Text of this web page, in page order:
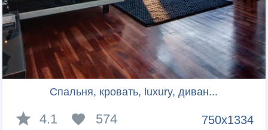
Спальня, кровать, luxury, диван...
750x1334
4.1 574